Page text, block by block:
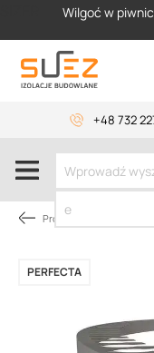
Wilgoć w
+48 732
Profile okapowe na
PERFECTA